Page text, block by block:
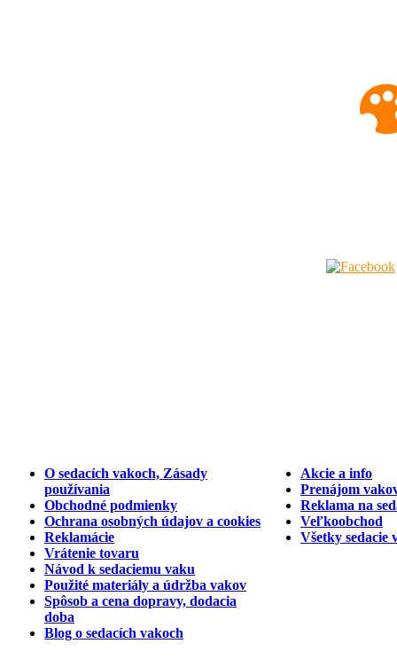
O sedacích vakoch, Zásady
používania
Obchodné podmienky
Ochrana osobných údajov a cookies
Reklamácie
Vrátenie tovaru
Návod k sedaciemu vaku
Použité materiály a údržba vakov
Spôsob a cena dopravy, dodacia
doba
Blog o sedacích vakoch
Akcie a info
Prenájom
Reklama na
Veľkoobchod
Všetky sedacie